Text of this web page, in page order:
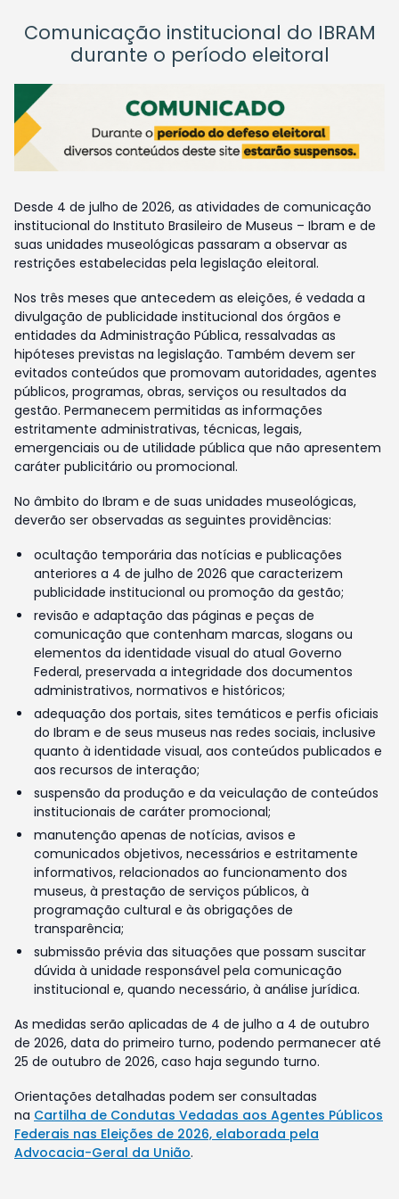
Comunicação institucional do IBRAM
durante o período eleitoral
Desde 4 de julho de 2026, as atividades de comunicação
institucional do Instituto Brasileiro de Museus – Ibram e de
suas unidades museológicas passaram a observar as
restrições estabelecidas pela legislação eleitoral.
Nos três meses que antecedem as eleições, é vedada a
divulgação de publicidade institucional dos órgãos e
entidades da Administração Pública, ressalvadas as
hipóteses previstas na legislação. Também devem ser
evitados conteúdos que promovam autoridades, agentes
públicos, programas, obras, serviços ou resultados da
gestão. Permanecem permitidas as informações
estritamente administrativas, técnicas, legais,
emergenciais ou de utilidade pública que não apresentem
caráter publicitário ou promocional.
No âmbito do Ibram e de suas unidades museológicas,
deverão ser observadas as seguintes providências:
ocultação temporária das notícias e publicações
anteriores a 4 de julho de 2026 que caracterizem
publicidade institucional ou promoção da gestão;
revisão e adaptação das páginas e peças de
comunicação que contenham marcas, slogans ou
elementos da identidade visual do atual Governo
Federal, preservada a integridade dos documentos
administrativos, normativos e históricos;
adequação dos portais, sites temáticos e perfis oficiais
do Ibram e de seus museus nas redes sociais, inclusive
quanto à identidade visual, aos conteúdos publicados e
aos recursos de interação;
suspensão da produção e da veiculação de conteúdos
institucionais de caráter promocional;
manutenção apenas de notícias, avisos e
comunicados objetivos, necessários e estritamente
informativos, relacionados ao funcionamento dos
museus, à prestação de serviços públicos, à
programação cultural e às obrigações de
transparência;
submissão prévia das situações que possam suscitar
dúvida à unidade responsável pela comunicação
institucional e, quando necessário, à análise jurídica.
As medidas serão aplicadas de 4 de julho a 4 de outubro
de 2026, data do primeiro turno, podendo permanecer até
25 de outubro de 2026, caso haja segundo turno.
Orientações detalhadas podem ser consultadas
na Cartilha de Condutas Vedadas aos Agentes Públicos
Federais nas Eleições de 2026, elaborada pela
Advocacia-Geral da União.